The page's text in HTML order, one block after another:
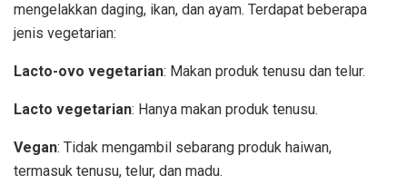
mengelakkan daging, ikan, dan ayam. Terdapat beberapa
jenis vegetarian:
Lacto-ovo vegetarian: Makan produk tenusu dan telur.
Lacto vegetarian: Hanya makan produk tenusu.
Vegan: Tidak mengambil sebarang produk haiwan,
termasuk tenusu, telur, dan madu.